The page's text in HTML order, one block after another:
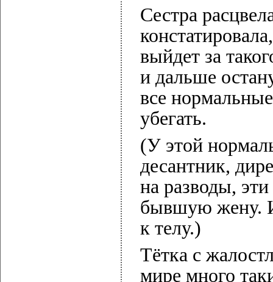
Сестра
выйдет за
и дальше
все
убегать.
(У этой
десантник,
на разводы,
бывшую жену. И
к телу.)
Тётка с
мире много